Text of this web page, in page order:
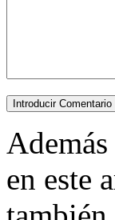
en este